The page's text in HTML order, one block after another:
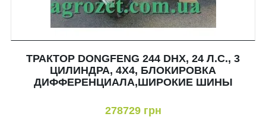
ТРАКТОР DONGFENG 244 DHX, 24 Л.С., 3
ЦИЛИНДРА, 4X4, БЛОКИРОВКА
ДИФФЕРЕНЦИАЛА,ШИРОКИЕ ШИНЫ
278729 грн